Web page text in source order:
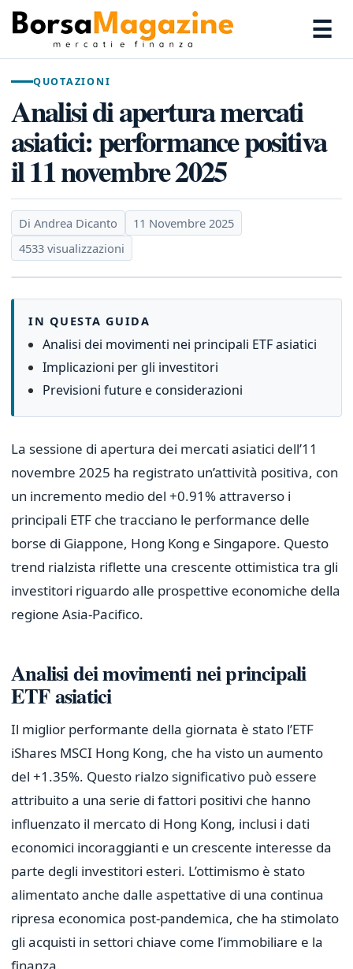
☰
QUOTAZIONI
Analisi di apertura mercati
asiatici: performance positiva
il 11 novembre 2025
Di Andrea Dicanto
11 Novembre 2025
4533 visualizzazioni
IN QUESTA GUIDA
Analisi dei movimenti nei principali ETF asiatici
Implicazioni per gli investitori
Previsioni future e considerazioni
La sessione di apertura dei mercati asiatici dell’11
novembre 2025 ha registrato un’attività positiva, con
un incremento medio del +0.91% attraverso i
principali ETF che tracciano le performance delle
borse di Giappone, Hong Kong e Singapore. Questo
trend rialzista riflette una crescente ottimistica tra gli
investitori riguardo alle prospettive economiche della
regione Asia-Pacifico.
Analisi dei movimenti nei principali
ETF asiatici
Il miglior performante della giornata è stato l’ETF
iShares MSCI Hong Kong, che ha visto un aumento
del +1.35%. Questo rialzo significativo può essere
attribuito a una serie di fattori positivi che hanno
influenzato il mercato di Hong Kong, inclusi i dati
economici incoraggianti e un crescente interesse da
parte degli investitori esteri. L’ottimismo è stato
alimentato anche dalle aspettative di una continua
ripresa economica post-pandemica, che ha stimolato
gli acquisti in settori chiave come l’immobiliare e la